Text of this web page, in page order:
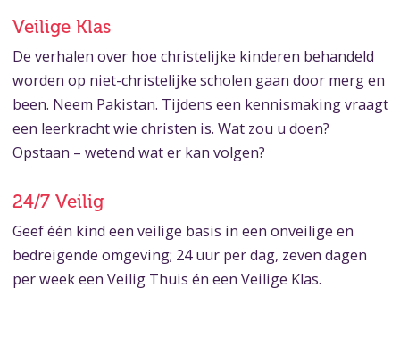
Veilige Klas
De verhalen over hoe christelijke kinderen behandeld
worden op niet-christelijke scholen gaan door merg en
been. Neem Pakistan. Tijdens een kennismaking vraagt
een leerkracht wie christen is. Wat zou u doen?
Opstaan – wetend wat er kan volgen?
24/7 Veilig
Geef één kind een veilige basis in een onveilige en
bedreigende omgeving; 24 uur per dag, zeven dagen
per week een Veilig Thuis én een Veilige Klas.